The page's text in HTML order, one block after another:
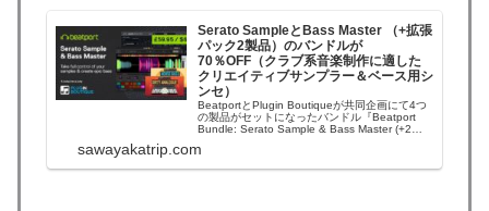
Serato SampleとBass Master （+拡張
パック2製品）のバンドルが
70％OFF（クラブ系音楽制作に適した
クリエイティブサンプラー＆ベース用シ
ンセ）
BeatportとPlugin Boutiqueが共同企画にて4つ
の製品がセットになったバンドル『Beatport
Bundle: Serato Sample & Bass Master (+2
います。Serato Sample（クリエイティ...
sawayakatrip.com